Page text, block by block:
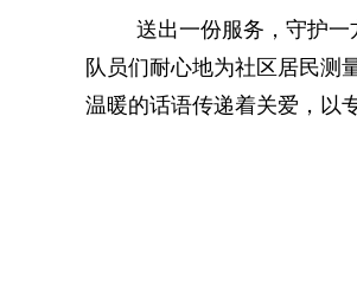
送出一份服务，守护
队员们耐心地为社区居民测
温暖的话语传递着关爱，以